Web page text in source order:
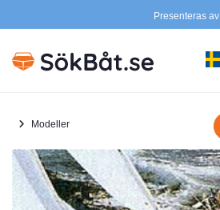
Presenteras av
Modeller